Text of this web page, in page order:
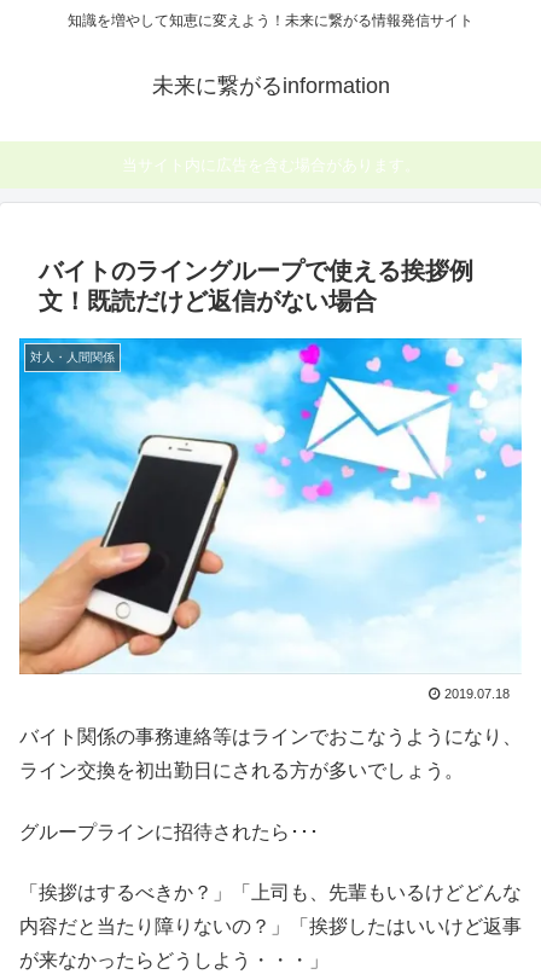
知識を増やして知恵に変えよう！未来に繋がる情報発信サイト
未来に繋がるinformation
当サイト内に広告を含む場合があります。
バイトのライングループで使える挨拶例
文！既読だけど返信がない場合
対人・人間関係
2019.07.18
バイト関係の事務連絡等はラインでおこなうようになり、
ライン交換を初出勤日にされる方が多いでしょう。
グループラインに招待されたら･･･
「挨拶はするべきか？」「上司も、先輩もいるけどどんな
内容だと当たり障りないの？」「挨拶したはいいけど返事
が来なかったらどうしよう・・・」